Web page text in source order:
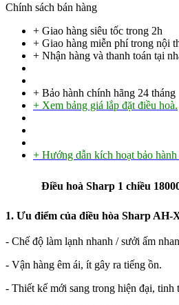
Chính sách bán hàng
+ Giao hàng siêu tốc trong 2h
+ Giao hàng miễn phí trong nội
+ Nhận hàng và thanh toán tại
+ Bảo hành chính hãng 24 tháng
+ Xem bảng giá lắp đặt điều hoà.
+ Hướng dẫn kích hoạt bảo
Điều hoà Sharp 1 chiều
1. Ưu điểm của điều hòa Sharp AH-
- Chế độ làm lạnh nhanh / sưởi ấm
- Vận hàng êm ái, ít gây ra tiếng ồn.
- Thiết kế mới sang trong hiện đại, tinh